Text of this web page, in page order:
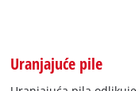
Uranjajuće pile